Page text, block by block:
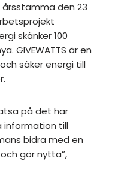
årsstämma den 23
skänker 100
GIVEWATTS är en
säker energi till
på det här
information till
bidra med en
gör nytta”,